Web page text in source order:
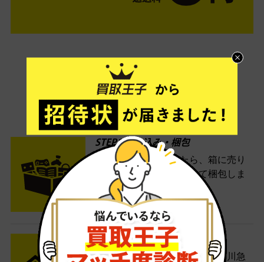
ご利用は簡単3ステップ
- FLOW -
STEP1 お申込み・梱包
ネットでお申込みしたら、箱に売り
たい商品をいろいろ詰めて梱包しま
す。
STEP2 発送
送料無料でご自宅から発送！佐川急